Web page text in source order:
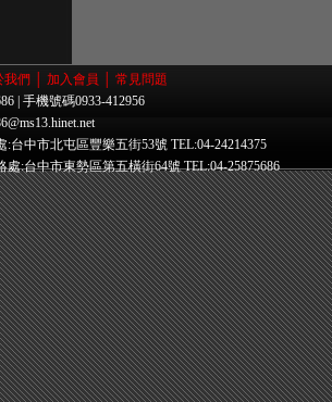
我們 加入會員
常見問題
| 手機號碼0933-412956
:台中市北屯區豐樂五街53號 TEL:04-24214375
處:台中市東勢區第五橫街64號 TEL:04-25875686